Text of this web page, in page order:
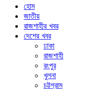
হোম
জাতীয়
রাজশাহীর খবর
দেশের খবর
ঢাকা
রাজশাহী
রংপুর
খুলনা
চট্টগ্রাম